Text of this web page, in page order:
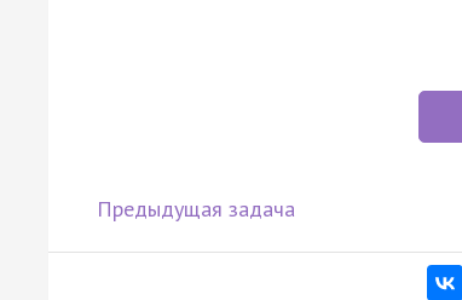
Предыдущая задача